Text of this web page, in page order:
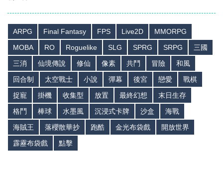
ARPG Final Fantasy FPS Live2D
MMORPG
MOBA
RO Roguelike SLG SPRG SRPG
三國
三消
仙境傳說 修仙 像素 共鬥 冒險
和風
回合制
太空戰士 小說 彈幕 後宮 戀愛
戰棋
捉寵
掛機 收集型 放置 最終幻想
末日生存
格鬥
棒球 水墨風 沉浸式卡牌 沙盒
海戰
海賊王
落櫻散華抄 跑酷 金光布袋戲
開放世界
霹靂布袋戲
點擊